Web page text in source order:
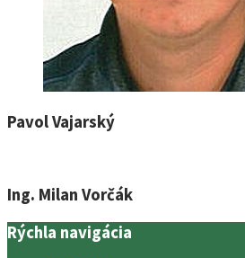
Pavol Vajarský
Ing. Milan Vorčák
Rýchla navigácia